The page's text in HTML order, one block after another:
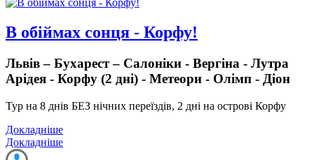
В обіймах сонця - Корфу!
Львів – Бухарест – Салоніки - Вергіна - Лутра
Арідея - Корфу (2 дні) - Метеори - Олімп - Діон
Тур на 8 днів БЕЗ нічних переїздів, 2 дні на острові Корфу
Докладніше
Докладніше